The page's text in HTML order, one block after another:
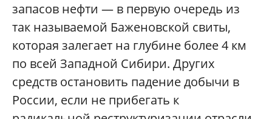
запасов нефти — в первую очередь из
так называемой Баженовской свиты,
которая залегает на глубине более 4 км
по всей Западной Сибири. Других
средств остановить падение добычи в
России, если не прибегать к